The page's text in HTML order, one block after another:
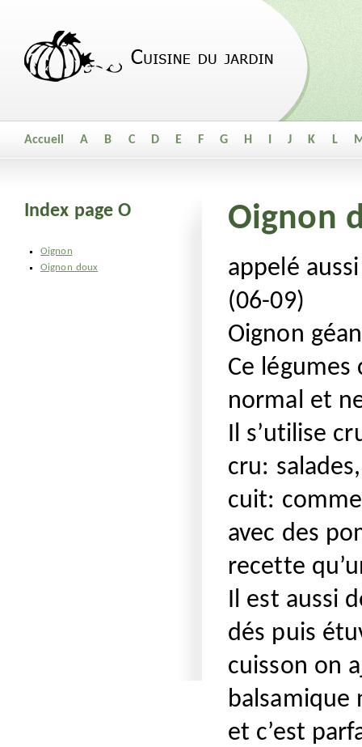
Accueil A B C D E F G H J K L
Index page O
Oignon
Oignon doux
Oignon
appelé
(06-09)
Oignon
Ce
normal et
Il s’utilise
cru:
cuit:
avec des
recette
Il est aussi
dés puis
cuisson on
balsamique
et c’est